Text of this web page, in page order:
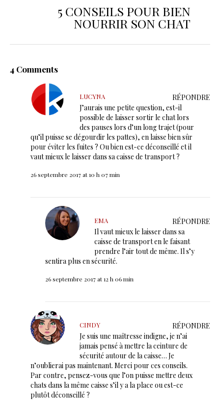
5 CONSEILS POUR BIEN
NOURRIR SON CHAT
4 Comments
LUCYNA
RÉPONDRE
J’aurais une petite question, est-il
possible de laisser sortir le chat lors
des pauses lors d’un long trajet (pour
qu’il puisse se dégourdir les pattes), en laisse bien sûr
pour éviter les fuites ? Ou bien est-ce déconseillé et il
vaut mieux le laisser dans sa caisse de transport ?
26 septembre 2017 at 10 h 07 min
EMA
RÉPONDRE
Il vaut mieux le laisser dans sa
caisse de transport en le faisant
prendre l’air tout de même. Il s’y
sentira plus en sécurité.
26 septembre 2017 at 12 h 06 min
CINDY
RÉPONDRE
Je suis une maîtresse indigne, je n’ai
jamais pensé à mettre la ceinture de
sécurité autour de la caisse… Je
n’oublierai pas maintenant. Merci pour ces conseils.
Par contre, pensez-vous que l’on puisse mettre deux
chats dans la même caisse s’il y a la place ou est-ce
plutôt déconseillé ?